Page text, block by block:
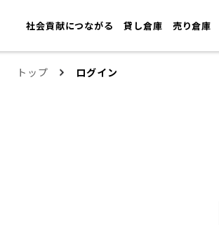
社会貢献につながる 貸し倉庫 売り倉庫
トップ ログイン